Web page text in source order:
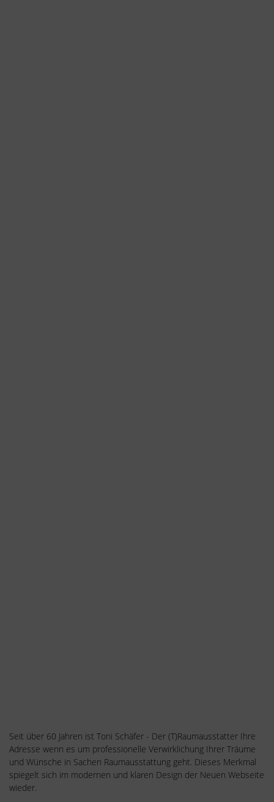
Seit über 60 Jahren ist Toni Schäfer - Der (T)Raumausstatter Ihre
Adresse wenn es um professionelle Verwirklichung Ihrer Träume
und Wünsche in Sachen Raumausstattung geht. Dieses Merkmal
spiegelt sich im modernen und klaren Design der Neuen Webseite
wieder.